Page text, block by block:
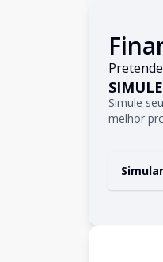
Simule
melhor
Simular